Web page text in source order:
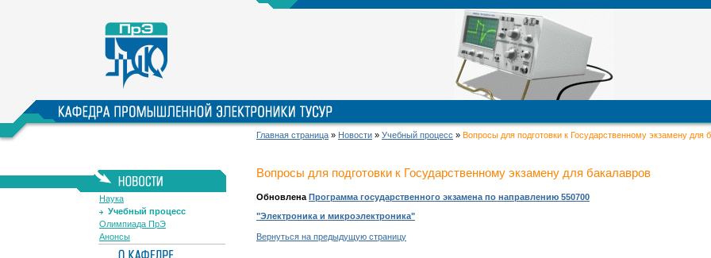
Главная страница » Новости » Учебный процесс » Вопросы для подготовки к Государственному экзамену для
Наука
Учебный процесс
Олимпиада ПрЭ
Анонсы
Вопросы для подготовки к Государственному экзамену для бакалавров
Обновлена Программа государственного экзамена по направлению 550700
"Электроника и микроэлектроника"
Вернуться на предыдущую страницу